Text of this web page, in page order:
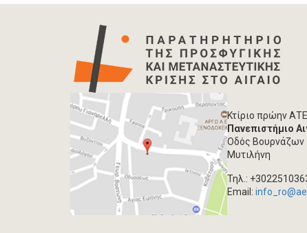
Κτίριο πρώην ΑΤΕ
Πανεπιστήμιο
Οδός Βουρνάζων
Μυτιλήνη
Τηλ.:
Email: